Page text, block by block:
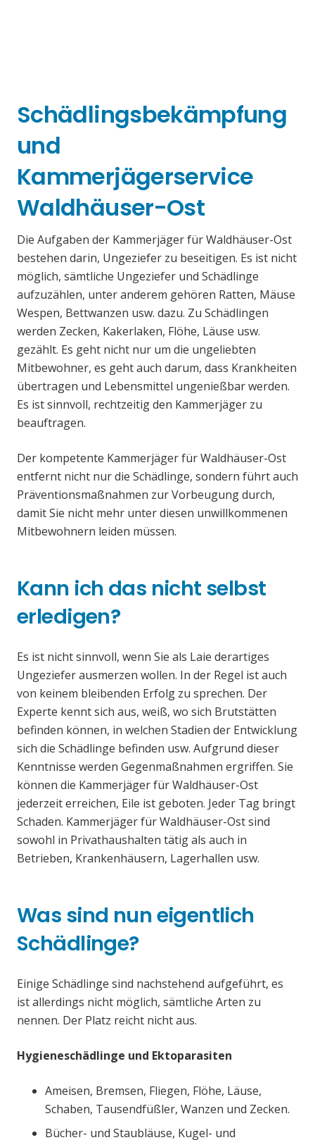
Schädlingsbekämpfung
und
Kammerjägerservice
Waldhäuser-Ost
Die Aufgaben der Kammerjäger für Waldhäuser-Ost
bestehen darin, Ungeziefer zu beseitigen. Es ist nicht
möglich, sämtliche Ungeziefer und Schädlinge
aufzuzählen, unter anderem gehören Ratten, Mäuse
Wespen, Bettwanzen usw. dazu. Zu Schädlingen
werden Zecken, Kakerlaken, Flöhe, Läuse usw.
gezählt. Es geht nicht nur um die ungeliebten
Mitbewohner, es geht auch darum, dass Krankheiten
übertragen und Lebensmittel ungenießbar werden.
Es ist sinnvoll, rechtzeitig den Kammerjäger zu
beauftragen.
Der kompetente Kammerjäger für Waldhäuser-Ost
entfernt nicht nur die Schädlinge, sondern führt auch
Präventionsmaßnahmen zur Vorbeugung durch,
damit Sie nicht mehr unter diesen unwillkommenen
Mitbewohnern leiden müssen.
Kann ich das nicht selbst
erledigen?
Es ist nicht sinnvoll, wenn Sie als Laie derartiges
Ungeziefer ausmerzen wollen. In der Regel ist auch
von keinem bleibenden Erfolg zu sprechen. Der
Experte kennt sich aus, weiß, wo sich Brutstätten
befinden können, in welchen Stadien der Entwicklung
sich die Schädlinge befinden usw. Aufgrund dieser
Kenntnisse werden Gegenmaßnahmen ergriffen. Sie
können die Kammerjäger für Waldhäuser-Ost
jederzeit erreichen, Eile ist geboten. Jeder Tag bringt
Schaden. Kammerjäger für Waldhäuser-Ost sind
sowohl in Privathaushalten tätig als auch in
Betrieben, Krankenhäusern, Lagerhallen usw.
Was sind nun eigentlich
Schädlinge?
Einige Schädlinge sind nachstehend aufgeführt, es
ist allerdings nicht möglich, sämtliche Arten zu
nennen. Der Platz reicht nicht aus.
Hygieneschädlinge und Ektoparasiten
Ameisen, Bremsen, Fliegen, Flöhe, Läuse,
Schaben, Tausendfüßler, Wanzen und Zecken.
Bücher- und Staubläuse, Kugel- und